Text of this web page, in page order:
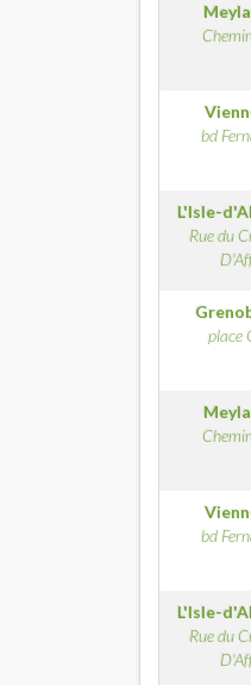
bd
L'Isle-
Rue du
place
bd
L'Isle-
Rue du